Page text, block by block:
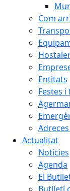
Com
Entitats
Festes i
Actualitat
Notícies
Agenda
El